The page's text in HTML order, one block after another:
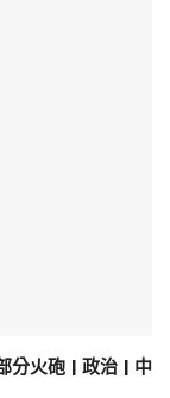
分火砲 | 政治 | 中